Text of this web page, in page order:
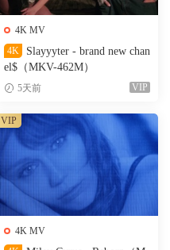
4K MV
4K
Slayyyter - brand new chan
el$（MKV-462M）
5天前 VIP
4K MV
VIP